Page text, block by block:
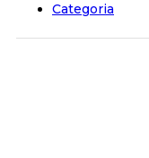
Categoria